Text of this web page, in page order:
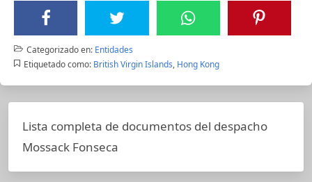
Categorizado en: Entidades
Etiquetado como: British Virgin Islands, Hong Kong
Lista completa de documentos del despacho
Mossack Fonseca